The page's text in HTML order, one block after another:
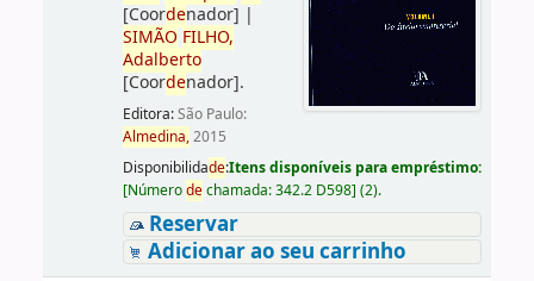
[Coordenador] |
SIMÃO FILHO,
Adalberto
[Coordenador].
Editora:São Paulo:
Almedina,2015
Disponibilidade:Itens disponíveis para empréstimo:
[Númerodechamada:342.2 D598] (2).
Reservar
Adicionar ao seu carrinho